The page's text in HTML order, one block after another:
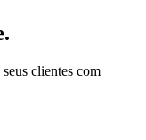
clientes com